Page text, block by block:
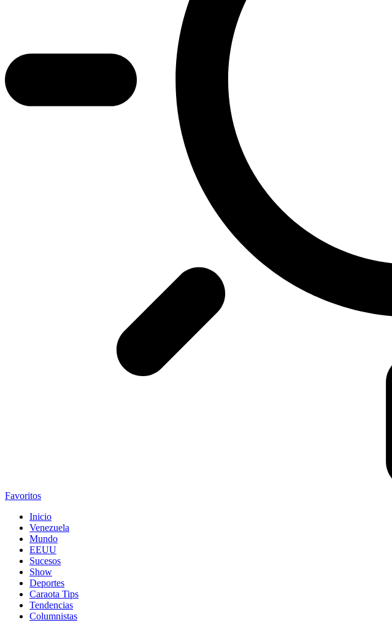
Favoritos
Inicio
Venezuela
Mundo
EEUU
Sucesos
Show
Deportes
Caraota Tips
Tendencias
Columnistas